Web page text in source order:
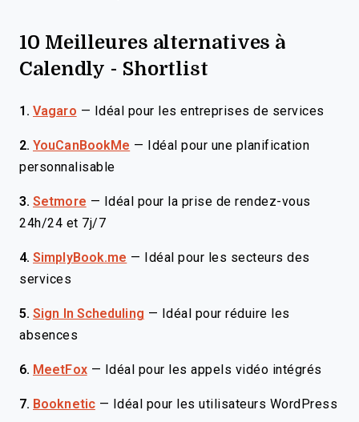
10 Meilleures alternatives à
Calendly - Shortlist
1. Vagaro — Idéal pour les entreprises de services
2. YouCanBookMe —
Idéal pour une planification
personnalisable
3. Setmore —
Idéal pour la prise de rendez-vous
24h/24 et 7j/7
4. SimplyBook.me —
Idéal pour les secteurs des
services
5. Sign In Scheduling —
Idéal pour réduire les
absences
6. MeetFox — Idéal pour les appels vidéo intégrés
7. Booknetic — Idéal pour les utilisateurs WordPress